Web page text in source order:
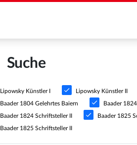
Suche
Lipowsky Künstler I Lipowsky Künstler II
Baader 1804 Gelehrtes Baiern Baader
Baader 1824 Schriftsteller II Baader 1825
Baader 1825 Schriftsteller II